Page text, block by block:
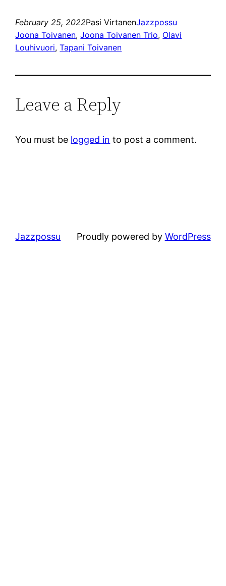
February 25, 2022Pasi VirtanenJazzpossu
Joona Toivanen, Joona Toivanen Trio, Olavi
Louhivuori, Tapani Toivanen
Leave a Reply
You must be logged in to post a comment.
Jazzpossu Proudly powered by WordPress